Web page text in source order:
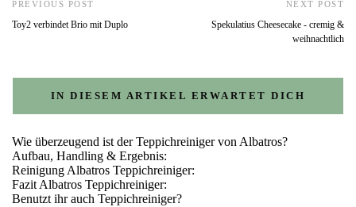
PREVIOUS POST
Toy2 verbindet Brio mit Duplo
NEXT POST
Spekulatius Cheesecake - cremig &
weihnachtlich
IN DIESEM ARTIKEL ERWARTET DICH
Wie überzeugend ist der Teppichreiniger von Albatros?
Aufbau, Handling & Ergebnis:
Reinigung Albatros Teppichreiniger:
Fazit Albatros Teppichreiniger:
Benutzt ihr auch Teppichreiniger?